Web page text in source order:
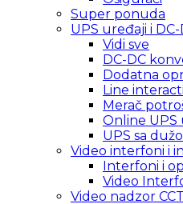
Super ponuda
UPS uređaji i
Vidi sve
DC-DC
Dodatna
Line
Merač
Online UPS
UPS sa
Video interfoni i
Interfoni i
Video
Video nadzor